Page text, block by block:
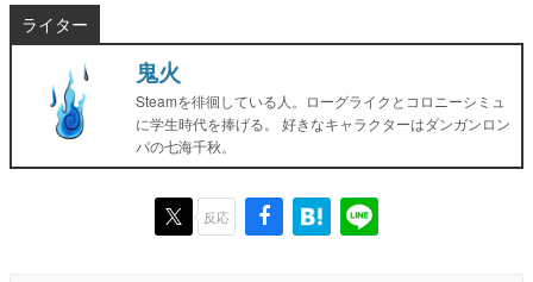
ライター
鬼火
Steamを徘徊している人。ローグライクとコロニーシミュ
に学生時代を捧げる。 好きなキャラクターはダンガンロン
パの七海千秋。
反応